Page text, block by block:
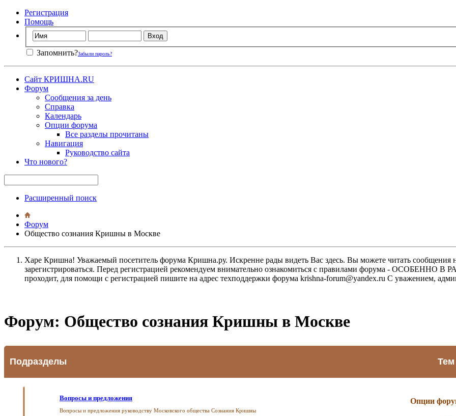
Регистрация
Помощь
Запомнить?Забыли пароль?
Сайт КРИШНА.RU
Форум
Сообщения за день
Справка
Календарь
Опции форума
Все разделы прочитаны
Навигация
Руководство сайта
Что нового?
Расширенный поиск
Форум
Общество сознания Кришны в Москве
Харе Кришна! Уважаемый посетитель форума Кришна.ру. Искренне рады видеть Вас здесь. Вы можете читать сообщения
зарегистрироваться. Перед регистрацией рекомендуем внимательно ознакомиться с правилами форума -
проходит, для помощи с регистрацией пишите на адрес техподдержки форума krishna-forum@yandex.ru С уважением,
Форум: Общество сознания Кришны в Москве
Подразделы
Вопросы и предложения
Вопросы и предложения руководству Московского общества Сознания Кришны
Опции